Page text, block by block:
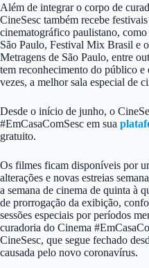
Além de integrar o corpo de
CineSesc também recebe
cinematográfico paulistano,
São Paulo, Festival Mix Brasil e
Metragens de São Paulo, entre
tem reconhecimento do público
vezes, a melhor sala especial de
Desde o início de junho, o
#EmCasaComSesc em sua
gratuito.
Os filmes ficam disponíveis por
alterações e novas estreias
a semana de cinema de quinta à
de prorrogação da exibição,
sessões especiais por períodos
curadoria do Cinema
CineSesc, que segue fechado
causada pelo novo coronavírus.